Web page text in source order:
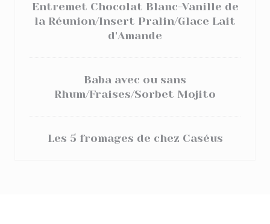
Entremet Chocolat Blanc-Vanille de
la Réunion/Insert Pralin/Glace Lait
d'Amande
Baba avec ou sans
Rhum/Fraises/Sorbet Mojito
Les 5 fromages de chez Caséus